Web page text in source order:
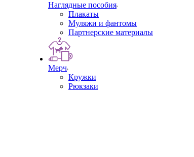
Наглядные пособия
Плакаты
Муляжи и фантомы
Партнерские материалы
Мерч
Кружки
Рюкзаки